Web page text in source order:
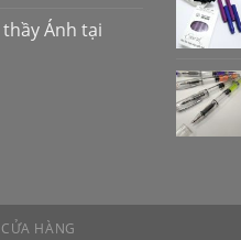
Ánh tại
HÀNG